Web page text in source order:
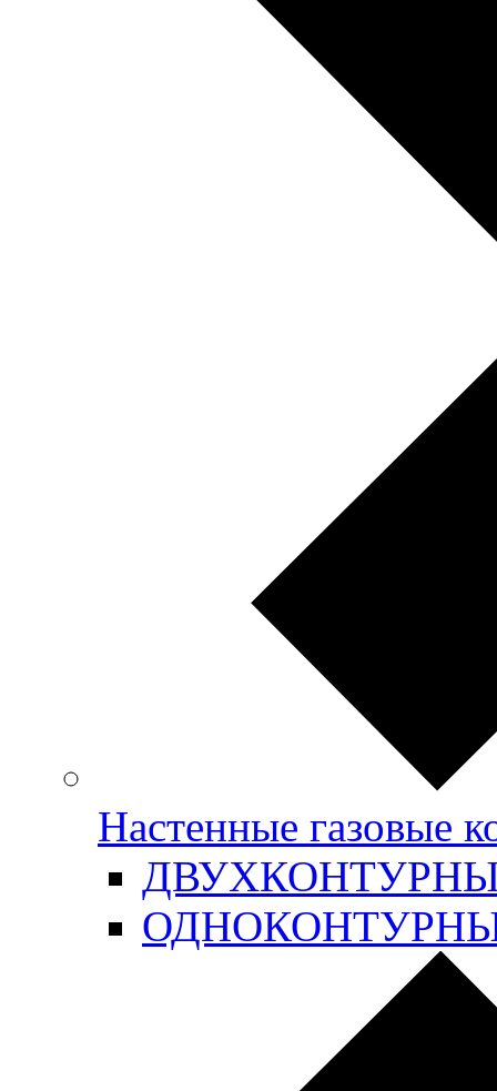
Настенные газовые